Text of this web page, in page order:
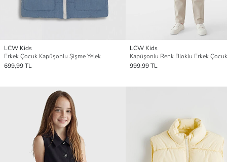
LCW Kids
Erkek Çocuk Kapüşonlu Şişme Yelek
699,99 TL
LCW Kids
999,99 TL